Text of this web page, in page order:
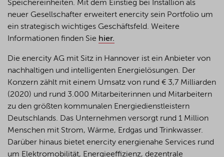
Speichereinheiten. Mit dem Einstieg bei Installion als
neuer Gesellschafter erweitert enercity sein Portfolio um
ein strategisch wichtiges Geschäftsfeld. Weitere
Informationen finden Sie hier.
Die enercity AG mit Sitz in Hannover ist ein Anbieter von
nachhaltigen und intelligenten Energielösungen. Der
Konzern zählt mit einem Umsatz von rund € 3,7 Milliarden
(2020) und rund 3.000 Mitarbeiterinnen und Mitarbeitern
zu den größten kommunalen Energiedienstleistern
Deutschlands. Das Unternehmen versorgt rund 1 Million
Menschen mit Strom, Wärme, Erdgas und Trinkwasser.
Darüber hinaus bietet enercity energienahe Services rund
um Elektromobilität, Energieeffizienz, dezentrale